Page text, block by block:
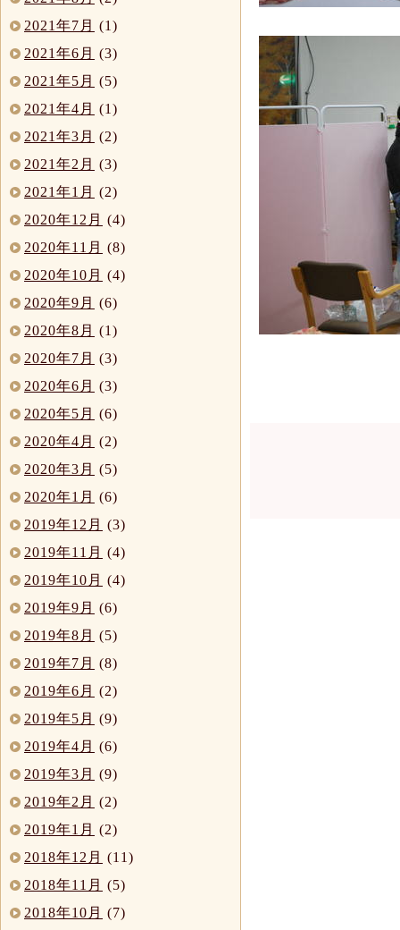
2021年7月 (1)
2021年6月 (3)
2021年5月 (5)
2021年4月 (1)
2021年3月 (2)
2021年2月 (3)
2021年1月 (2)
2020年12月 (4)
2020年11月 (8)
2020年10月 (4)
2020年9月 (6)
2020年8月 (1)
2020年7月 (3)
2020年6月 (3)
2020年5月 (6)
2020年4月 (2)
2020年3月 (5)
2020年1月 (6)
2019年12月 (3)
2019年11月 (4)
2019年10月 (4)
2019年9月 (6)
2019年8月 (5)
2019年7月 (8)
2019年6月 (2)
2019年5月 (9)
2019年4月 (6)
2019年3月 (9)
2019年2月 (2)
2019年1月 (2)
2018年12月 (11)
2018年11月 (5)
2018年10月 (7)